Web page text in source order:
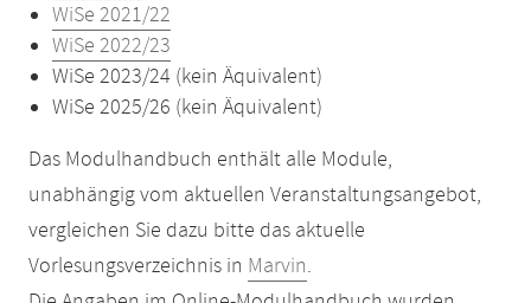
WiSe 2021/22
WiSe 2022/23
WiSe 2023/24 (kein Äquivalent)
WiSe 2025/26 (kein Äquivalent)
Das Modulhandbuch enthält alle Module,
unabhängig vom aktuellen Veranstaltungsangebot,
vergleichen Sie dazu bitte das aktuelle
Vorlesungsverzeichnis in Marvin.